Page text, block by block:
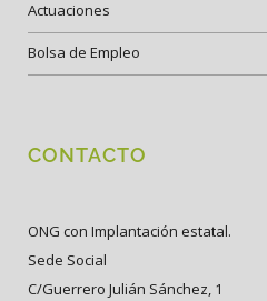
Actuaciones
Bolsa de Empleo
CONTACTO
ONG con Implantación estatal.
Sede Social
C/Guerrero Julián Sánchez, 1